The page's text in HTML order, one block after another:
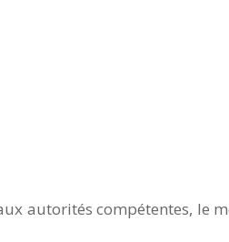
autorités compétentes, le